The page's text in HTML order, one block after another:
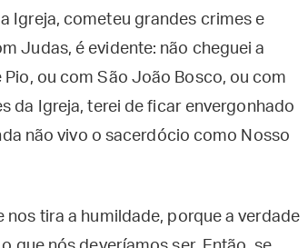
Igreja, cometeu grandes crimes e
Judas, é evidente: não cheguei a
ou com São João Bosco, ou com
da Igreja, terei de ficar envergonhado
não vivo o sacerdócio como Nosso
tira a humildade, porque a verdade